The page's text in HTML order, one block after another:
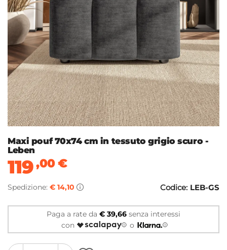
Maxi pouf 70x74 cm in tessuto grigio scuro -
Leben
119,00€
Spedizione: € 14,10 Codice: LEB-GS
Paga a rate da € 39,66 senza interessi
con
o